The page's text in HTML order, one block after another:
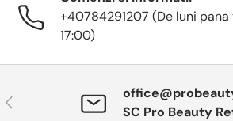
+40784291207 (De luni
17:00)
Anterior
SC Pro Beauty